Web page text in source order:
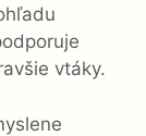
vtáky.